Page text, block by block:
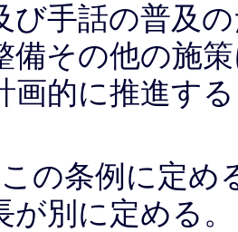
び手話の普及
備その他の施
画的に推進す
条例に定め
が別に定める。